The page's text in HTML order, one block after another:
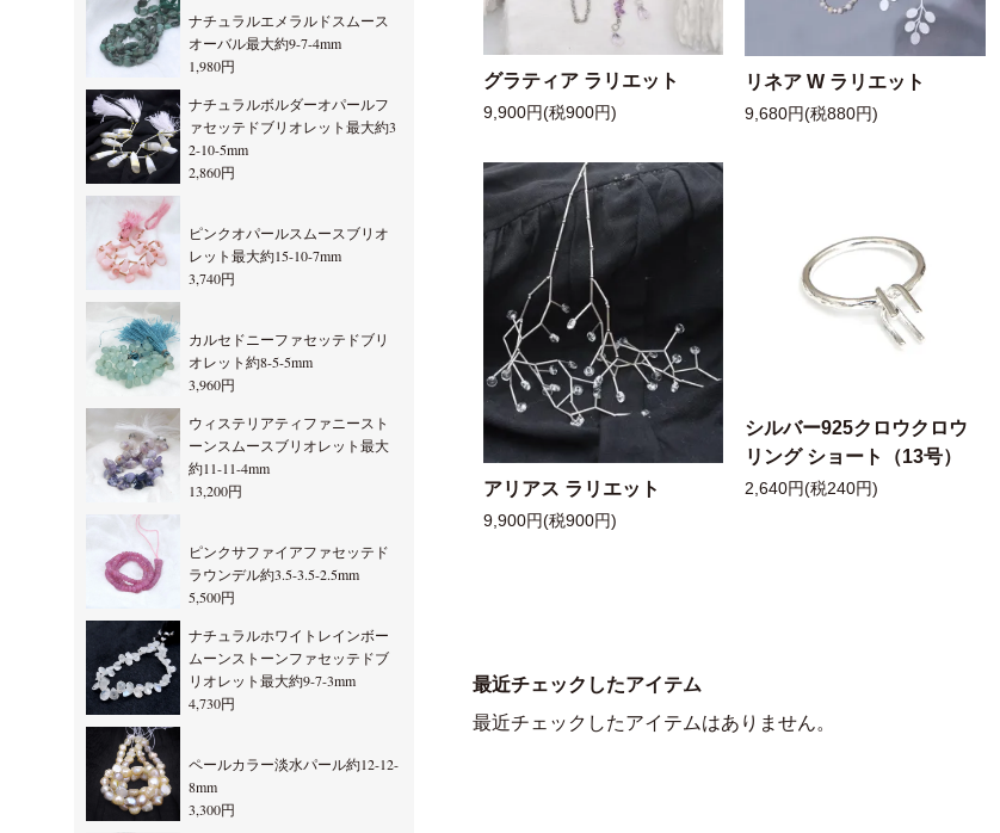
グラティア ラリエット
9,900円(税900円)
リネア W ラリエット
9,680円(税880円)
アリアス ラリエット
9,900円(税900円)
シルバー925クロウクロウ
リング ショート（13号）
2,640円(税240円)
最近チェックしたアイテム
最近チェックしたアイテムはありません。
ナチュラルエメラルドスムース
オーバル最大約9-7-4mm
1,980円
ナチュラルボルダーオパールフ
ァセッテドブリオレット最大約3
2-10-5mm
2,860円
ピンクオパールスムースブリオ
レット最大約15-10-7mm
3,740円
カルセドニーファセッテドブリ
オレット約8-5-5mm
3,960円
ウィステリアティファニースト
ーンスムースブリオレット最大
約11-11-4mm
13,200円
ピンクサファイアファセッテド
ラウンデル約3.5-3.5-2.5mm
5,500円
ナチュラルホワイトレインボー
ムーンストーンファセッテドブ
リオレット最大約9-7-3mm
4,730円
ペールカラー淡水パール約12-12-
8mm
3,300円